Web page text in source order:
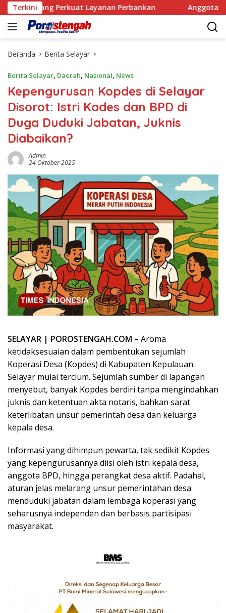
Langsung
ke
konten
Terkini
Perkuat Layanan Perbankan Anggota Satpol PP
Beranda Berita Selayar
Berita Selayar, Daerah, Nasional, News
Kepengurusan Kopdes di Selayar
Disorot: Istri Kades dan BPD di
Duga Duduki Jabatan, Juknis
Diabaikan?
Admin
24 Oktober 2025
SELAYAR | POROSTENGAH.COM – Aroma
ketidaksesuaian dalam pembentukan sejumlah
Koperasi Desa (Kopdes) di Kabupaten Kepulauan
Selayar mulai tercium. Sejumlah sumber di lapangan
menyebut, banyak Kopdes berdiri tanpa mengindahkan
juknis dan ketentuan akta notaris, bahkan sarat
keterlibatan unsur pemerintah desa dan keluarga
kepala desa.
‎Informasi yang dihimpun pewarta, tak sedikit Kopdes
yang kepengurusannya diisi oleh istri kepala desa,
anggota BPD, hingga perangkat desa aktif. Padahal,
aturan jelas melarang unsur pemerintahan desa
menduduki jabatan dalam lembaga koperasi yang
seharusnya independen dan berbasis partisipasi
masyarakat.